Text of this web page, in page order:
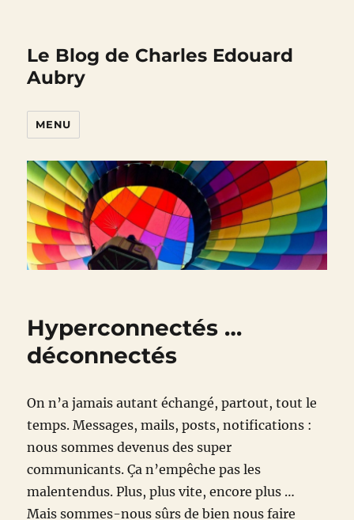
Le Blog de Charles Edouard
Aubry
MENU
Hyperconnectés …
déconnectés
On n’a jamais autant échangé, partout, tout le
temps. Messages, mails, posts, notifications :
nous sommes devenus des super
communicants. Ça n’empêche pas les
malentendus. Plus, plus vite, encore plus …
Mais sommes-nous sûrs de bien nous faire